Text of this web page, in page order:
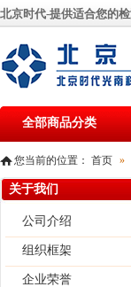
全部商品分类
北京时代-提供适合您的
您当前的位置： 首页 »
关于我们
公司介绍
组织框架
企业荣誉